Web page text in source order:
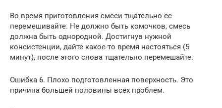
Во время приготовления смеси тщательно ее
перемешивайте. Не должно быть комочков, смесь
должна быть однородной. Достигнув нужной
консистенции, дайте какое-то время настояться (5
минут), после этого снова тщательно перемешайте.
Ошибка 6. Плохо подготовленная поверхность. Это
причина большей половины всех проблем.